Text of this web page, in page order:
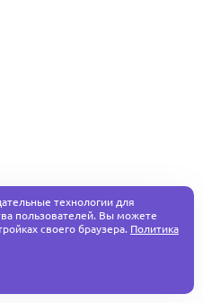
технологии для
пользователей. Вы можете
своего браузера. Политика